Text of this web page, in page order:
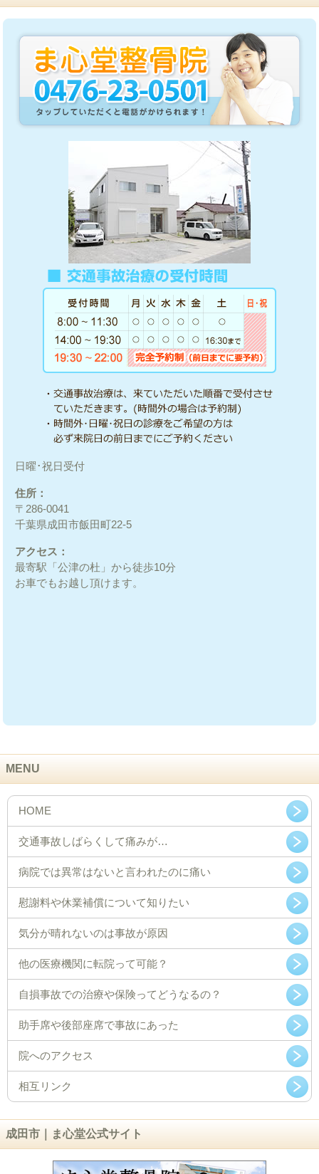
日曜･祝日受付
住所：
〒286-0041
千葉県成田市飯田町22-5
アクセス：
最寄駅「公津の杜」から徒歩10分
お車でもお越し頂けます。
MENU
HOME
交通事故しばらくして痛みが…
病院では異常はないと言われたのに痛い
慰謝料や休業補償について知りたい
気分が晴れないのは事故が原因
他の医療機関に転院って可能？
自損事故での治療や保険ってどうなるの？
助手席や後部座席で事故にあった
院へのアクセス
相互リンク
成田市｜ま心堂公式サイト